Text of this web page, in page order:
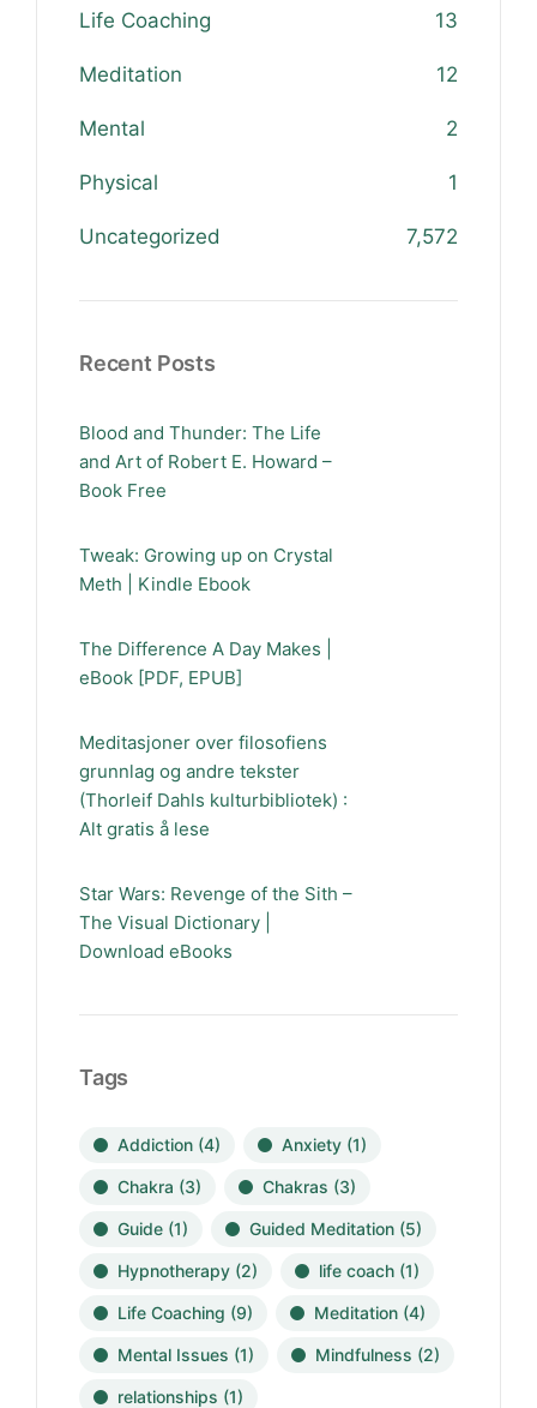
Life Coaching 13
Meditation 12
Mental 2
Physical 1
Uncategorized 7,572
Recent Posts
Blood and Thunder: The Life
and Art of Robert E. Howard –
Book Free
Tweak: Growing up on Crystal
Meth | Kindle Ebook
The Difference A Day Makes |
eBook [PDF, EPUB]
Meditasjoner over filosofiens
grunnlag og andre tekster
(Thorleif Dahls kulturbibliotek) :
Alt gratis å lese
Star Wars: Revenge of the Sith –
The Visual Dictionary |
Download eBooks
Tags
Addiction (4) Anxiety (1)
Chakra (3) Chakras (3)
Guide (1) Guided Meditation (5)
Hypnotherapy (2) life coach (1)
Life Coaching (9) Meditation (4)
Mental Issues (1) Mindfulness (2)
relationships (1)